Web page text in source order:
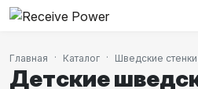
Главная Каталог Шведские стенки
Детские